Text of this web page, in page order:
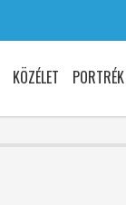
KÖZÉLET PORTRÉK